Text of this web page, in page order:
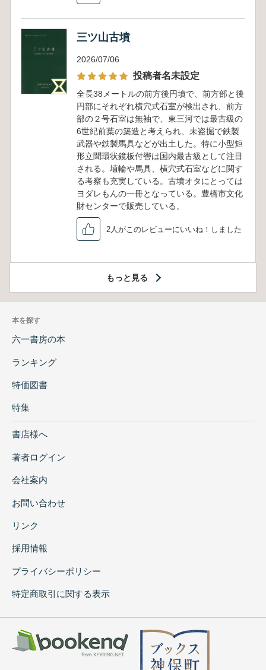
三ツ山古墳
2026/07/06
投稿者名未設定
全長38メートルの前方後円墳で、前方部と後
円部にそれぞれ横穴式石室が検出され、前方
部の２号石室は無袖で、東三河では最古級の
6世紀前葉の築造と考えられ、未盗掘で鉄製
武器や鉄製馬具などが出土した。特に小型矩
形立聞環状鏡板付轡は国内最古級として注目
される。埴輪や馬具、横穴式石室などに関す
る考察も充実している。古墳オタにとっては
ヨダレもんの一冊となっている。豊橋市文化
財センターで販売している。
2人がこのレビューにいいね！しました
もっと見る
本を探す
六一書房の本
ランキング
特価図書
特集
書店様へ
著者ログイン
会社案内
お問い合わせ
リンク
採用情報
プライバシーポリシー
特定商取引に関する表示